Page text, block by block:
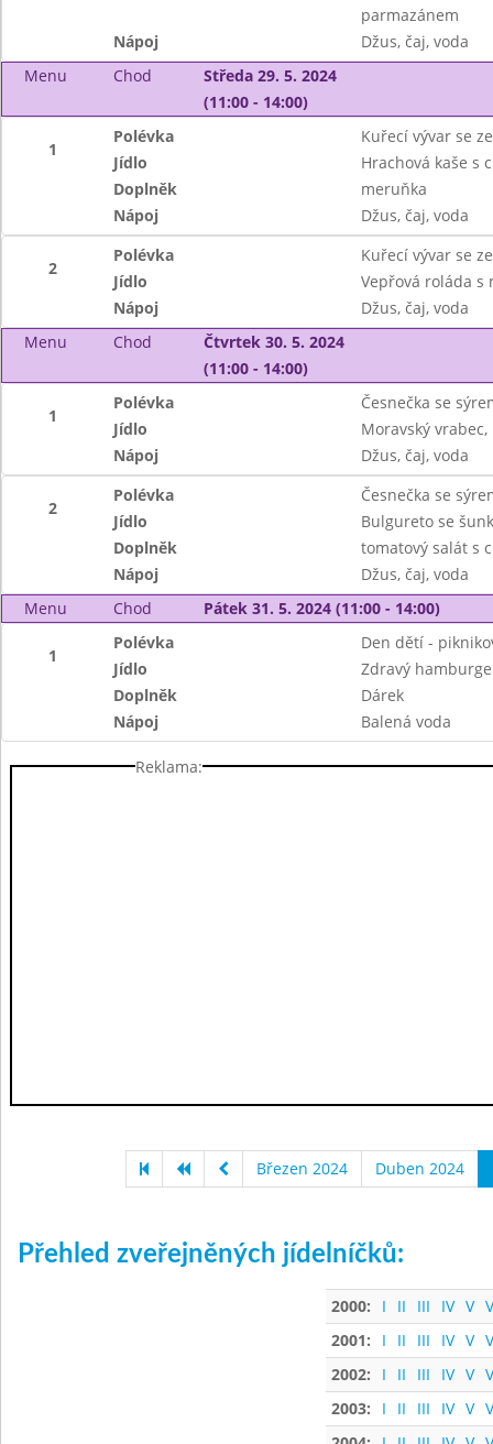
parmazánem
Nápoj
Džus, čaj, voda
Menu
Chod
Středa 29. 5. 2024
(11:00 - 14:00)
1
Polévka
Kuřecí vývar se
Jídlo
Hrachová kaše s
Doplněk
meruňka
Nápoj
Džus, čaj, voda
2
Polévka
Kuřecí vývar se
Jídlo
Vepřová roláda s
Nápoj
Džus, čaj, voda
Menu
Chod
Čtvrtek 30. 5. 2024
(11:00 - 14:00)
1
Polévka
Česnečka se
Jídlo
Moravský
Nápoj
Džus, čaj, voda
2
Polévka
Česnečka se
Jídlo
Bulgureto se
Doplněk
tomatový salát s
Nápoj
Džus, čaj, voda
Menu
Chod Pátek 31. 5. 2024 (11:00 - 14:00)
1
Polévka
Den dětí -
Jídlo
Zdravý
Doplněk
Dárek
Nápoj
Balená voda
Reklama:
Březen 2024 Duben 2024
Přehled zveřejněných jídelníčků:
2000: I II III IV V
2001:
I II III IV V
2002:
I II III IV V
2003:
I II III IV V